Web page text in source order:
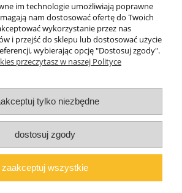
cm, 130x50x9 cm
Pomoc
O firmie
ALMER MEBLE | Okrajszów 20, 97-500
woj. łódzkie | NIP: 7722212376 | E-
| Telefon:
im technologie umożliwiają poprawne
nam dostosować ofertę do Twoich
wykorzystanie przez nas
i przejść do sklepu lub dostosować użycie
wybierając opcję "Dostosuj zgody".
przeczytasz w naszej Polityce
tylko niezbędne
dostosuj zgody
zaakceptuj wszystkie